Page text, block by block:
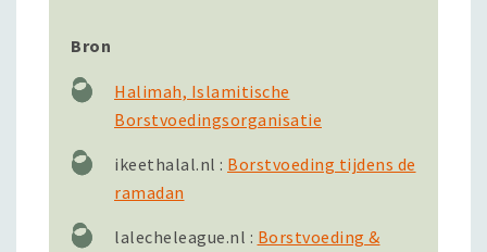
Bron
Halimah, Islamitische
Borstvoedingsorganisatie
ikeethalal.nl : Borstvoeding tijdens de
ramadan
lalecheleague.nl : Borstvoeding &